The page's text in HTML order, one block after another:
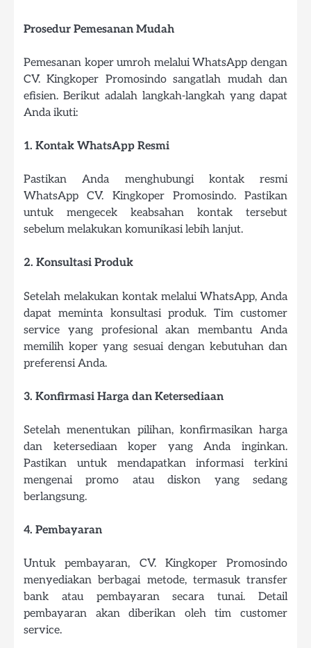
Prosedur Pemesanan Mudah
Pemesanan koper umroh melalui WhatsApp dengan
CV. Kingkoper Promosindo sangatlah mudah dan
efisien. Berikut adalah langkah-langkah yang dapat
Anda ikuti:
1. Kontak WhatsApp Resmi
Pastikan Anda menghubungi kontak resmi
WhatsApp CV. Kingkoper Promosindo. Pastikan
untuk mengecek keabsahan kontak tersebut
sebelum melakukan komunikasi lebih lanjut.
2. Konsultasi Produk
Setelah melakukan kontak melalui WhatsApp, Anda
dapat meminta konsultasi produk. Tim customer
service yang profesional akan membantu Anda
memilih koper yang sesuai dengan kebutuhan dan
preferensi Anda.
3. Konfirmasi Harga dan Ketersediaan
Setelah menentukan pilihan, konfirmasikan harga
dan ketersediaan koper yang Anda inginkan.
Pastikan untuk mendapatkan informasi terkini
mengenai promo atau diskon yang sedang
berlangsung.
4. Pembayaran
Untuk pembayaran, CV. Kingkoper Promosindo
menyediakan berbagai metode, termasuk transfer
bank atau pembayaran secara tunai. Detail
pembayaran akan diberikan oleh tim customer
service.